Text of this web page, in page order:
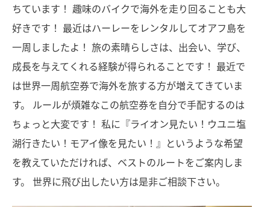
ちています！ 趣味のバイクで海外を走り回ることも大
好きです！ 最近はハーレーをレンタルしてオアフ島を
一周しましたよ！ 旅の素晴らしさは、出会い、学び、
成長を与えてくれる経験が得られることです！ 最近で
は世界一周航空券で海外を旅する方が増えてきていま
す。 ルールが煩雑なこの航空券を自分で手配するのは
ちょっと大変です！ 私に『ライオン見たい！ウユニ塩
湖行きたい！モアイ像を見たい！』というような希望
を教えていただければ、ベストのルートをご案内しま
す。 世界に飛び出したい方は是非ご相談下さい。